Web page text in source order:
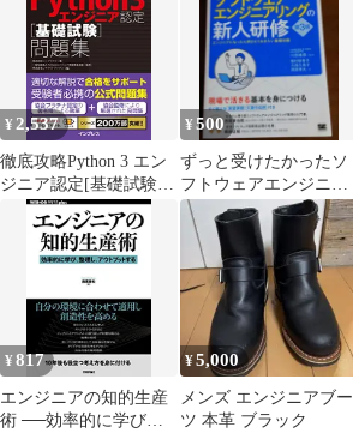
¥ 2,537
徹底攻略Python 3 エン
ジニア認定[基礎試験]
問題集／株式会社ビー
プラウド
¥500
ずっと受けたかったソ
フトウェアエンジニア
リングの新人研修 第3
版
¥817
エンジニアの知的生産
術 ──効率的に学び、
¥5,000
メンズ エンジニアブー
ツ 本革 ブラック